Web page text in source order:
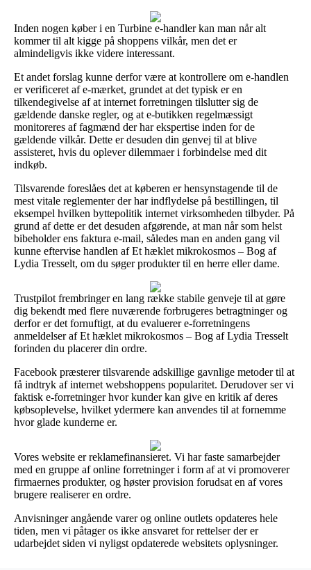
Inden nogen køber i en Turbine e-handler kan man når alt
kommer til alt kigge på shoppens vilkår, men det er
almindeligvis ikke videre interessant.
Et andet forslag kunne derfor være at kontrollere om e-handlen
er verificeret af e-mærket, grundet at det typisk er en
tilkendegivelse af at internet forretningen tilslutter sig de
gældende danske regler, og at e-butikken regelmæssigt
monitoreres af fagmænd der har ekspertise inden for de
gældende vilkår. Dette er desuden din genvej til at blive
assisteret, hvis du oplever dilemmaer i forbindelse med dit
indkøb.
Tilsvarende foreslåes det at køberen er hensynstagende til de
mest vitale reglementer der har indflydelse på bestillingen, til
eksempel hvilken byttepolitik internet virksomheden tilbyder. På
grund af dette er det desuden afgørende, at man når som helst
bibeholder ens faktura e-mail, således man en anden gang vil
kunne eftervise handlen af Et hæklet mikrokosmos – Bog af
Lydia Tresselt, om du søger produkter til en herre eller dame.
Trustpilot frembringer en lang række stabile genveje til at gøre
dig bekendt med flere nuværende forbrugeres betragtninger og
derfor er det fornuftigt, at du evaluerer e-forretningens
anmeldelser af Et hæklet mikrokosmos – Bog af Lydia Tresselt
forinden du placerer din ordre.
Facebook præsterer tilsvarende adskillige gavnlige metoder til at
få indtryk af internet webshoppens popularitet. Derudover ser vi
faktisk e-forretninger hvor kunder kan give en kritik af deres
købsoplevelse, hvilket ydermere kan anvendes til at fornemme
hvor glade kunderne er.
Vores website er reklamefinansieret. Vi har faste samarbejder
med en gruppe af online forretninger i form af at vi promoverer
firmaernes produkter, og høster provision forudsat en af vores
brugere realiserer en ordre.
Anvisninger angående varer og online outlets opdateres hele
tiden, men vi påtager os ikke ansvaret for rettelser der er
udarbejdet siden vi nyligst opdaterede websitets oplysninger.